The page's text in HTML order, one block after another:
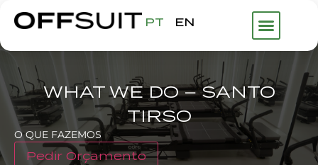
PT EN
WHAT WE DO – SANTO
TIRSO
O QUE FAZEMOS
Pedir Orçamento